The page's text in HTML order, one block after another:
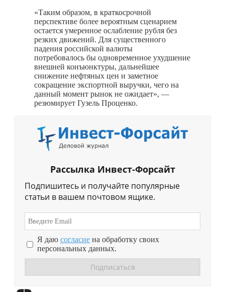
«Таким образом, в краткосрочной
перспективе более вероятным сценарием
остается умеренное ослабление рубля без
резких движений. Для существенного
падения российской валюты
потребовалось бы одновременное ухудшение
внешней конъюнктуры, дальнейшее
снижение нефтяных цен и заметное
сокращение экспортной выручки, чего на
данный момент рынок не ожидает», —
резюмирует Гузель Проценко.
Рассылка Инвест-Форсайт
Подпишитесь и получайте популярные
статьи в вашем почтовом ящике.
Я даю согласие на обработку своих
персональных данных.